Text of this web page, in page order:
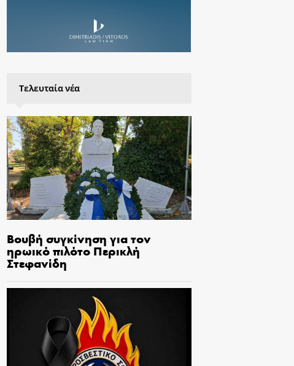
Τελευταία νέα
Βουβή συγκίνηση για τον
ηρωικό πιλότο Περικλή
Στεφανίδη